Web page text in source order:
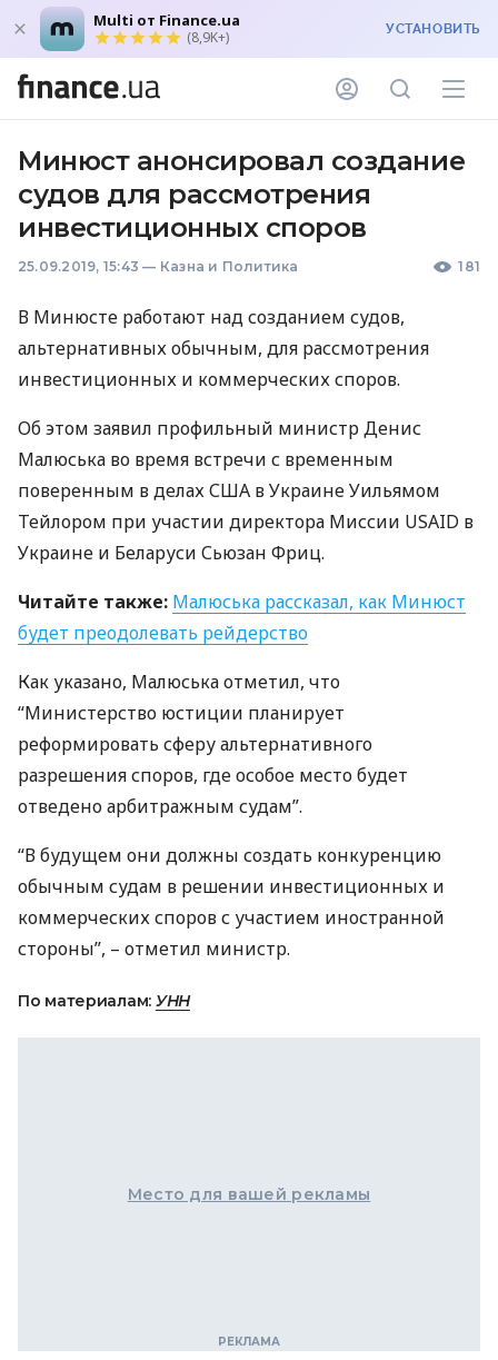
Multi от Finance.ua
(8,9K+) УСТАНОВИТЬ
Минюст анонсировал создание
судов для рассмотрения
инвестиционных споров
25.09.2019, 15:43 — Казна и Политика 181
В Минюсте работают над созданием судов,
альтернативных обычным, для рассмотрения
инвестиционных и коммерческих споров.
Об этом заявил профильный министр Денис
Малюська во время встречи с временным
поверенным в делахСША в Украине Уильямом
Тейлором при участии директора Миссии USAID в
Украине и Беларуси Сьюзан Фриц.
Читайте также: Малюська рассказал, как Минюст
будет преодолевать рейдерство
Как указано, Малюська отметил, что
“Министерство юстиции планирует
реформировать сферу альтернативного
разрешения споров, где особое место будет
отведено арбитражным судам”.
“В будущем они должны создать конкуренцию
обычным судам в решении инвестиционных и
коммерческих споров с участием иностранной
стороны”, – отметил министр.
По материалам: УНН
Место для вашей рекламы